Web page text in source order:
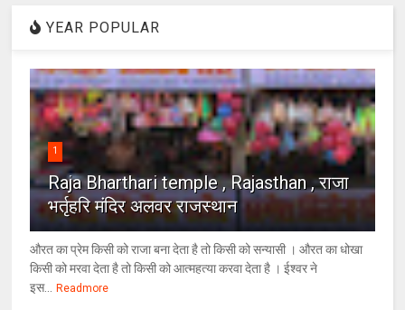
YEAR POPULAR
1
Raja Bharthari temple , Rajasthan , राजा
भर्तृहरि मंदिर अलवर राजस्थान
औरत का प्रेम किसी को राजा बना देता है तो किसी को सन्यासी । औरत का धोखा
किसी को मरवा देता है तो किसी को आत्महत्या करवा देता है । ईश्वर ने
इस...
Readmore